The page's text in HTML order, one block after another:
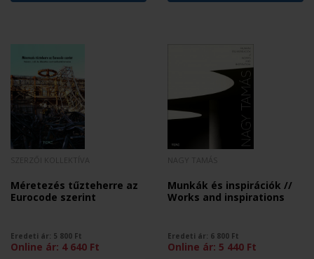
Méretezés tűzteherre az
Eurocode szerint
Eredeti ár: 5 800 Ft
Online ár: 4 640 Ft
Munkák és inspirációk //
Works and inspirations
Eredeti ár: 6 800 Ft
Online ár: 5 440 Ft